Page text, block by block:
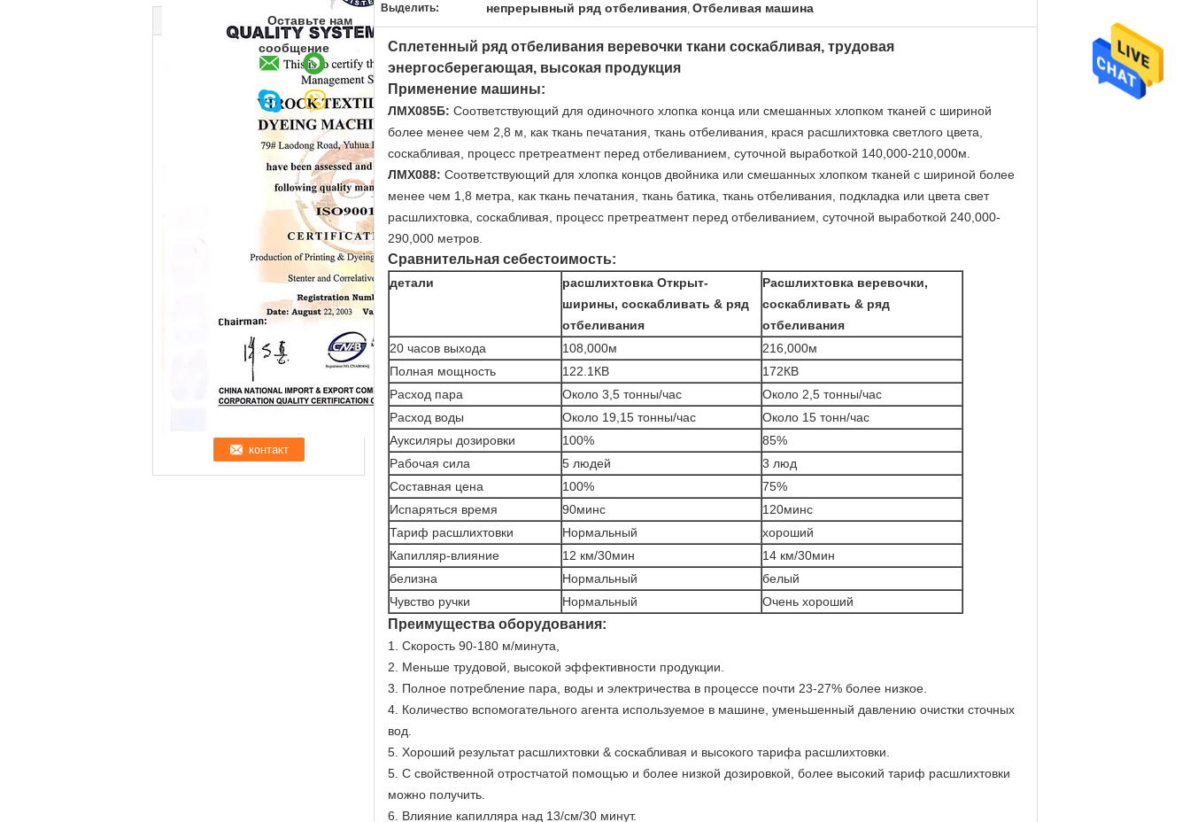
Оставьте нам
сообщение
Выделить: непрерывный ряд отбеливания, Отбеливая машина
Сплетенный ряд отбеливания веревочки ткани соскабливая, трудовая
энергосберегающая, высокая продукция
Применение машины:
ЛМХ085Б: Соответствующий для одиночного хлопка конца или смешанных хлопком тканей с шириной
более менее чем 2,8 м, как ткань печатания, ткань отбеливания, крася расшлихтовка светлого цвета,
соскабливая, процесс претреатмент перед отбеливанием, суточной выработкой 140,000-210,000м.
ЛМХ088: Соответствующий для хлопка концов двойника или смешанных хлопком тканей с шириной более
менее чем 1,8 метра, как ткань печатания, ткань батика, ткань отбеливания, подкладка или цвета свет
расшлихтовка, соскабливая, процесс претреатмент перед отбеливанием, суточной выработкой 240,000-
290,000 метров.
Сравнительная себестоимость:
детали
расшлихтовка Открыт-
ширины, соскабливать & ряд
отбеливания
Расшлихтовка веревочки,
соскабливать & ряд
отбеливания
20 часов выхода
108,000м
216,000м
Полная мощность
122.1КВ
172КВ
Расход пара
Около 3,5 тонны/час
Около 2,5 тонны/час
Расход воды
Около 19,15 тонны/час
Около 15 тонн/час
Ауксиляры дозировки
100%
85%
Рабочая сила
5 людей
3 люд
Составная цена
100%
75%
Испаряться время
90минс
120минс
Тариф расшлихтовки
Нормальный
хороший
Капилляр-влияние
12 км/30мин
14 км/30мин
белизна
Нормальный
белый
Чувство ручки
Нормальный Очень хороший
Преимущества оборудования:
1. Скорость 90-180 м/минута,
2. Меньше трудовой, высокой эффективности продукции.
3. Полное потребление пара, воды и электричества в процессе почти 23-27% более низкое.
4. Количество вспомогательного агента используемое в машине, уменьшенный давлению очистки сточных
вод.
5. Хороший результат расшлихтовки & соскабливая и высокого тарифа расшлихтовки.
5. С свойственной отростчатой помощью и более низкой дозировкой, более высокий тариф расшлихтовки
можно получить.
6. Влияние капилляра над 13/см/30 минут.